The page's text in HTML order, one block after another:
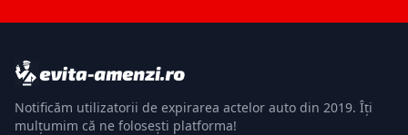
Notificăm utilizatorii de expirarea actelor auto din 2019. Îți
mulțumim că ne folosești platforma!